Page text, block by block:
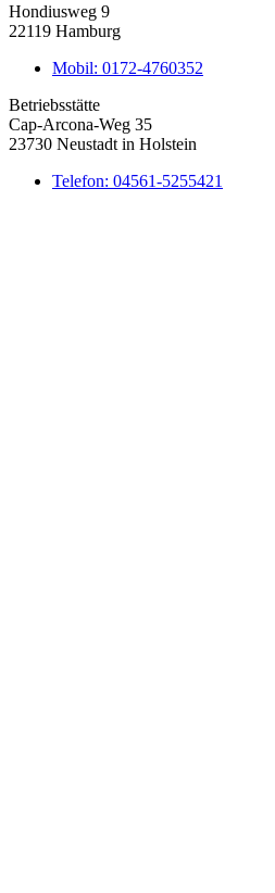
Hondiusweg 9
22119 Hamburg
Mobil: 0172-4760352
Betriebsstätte
Cap-Arcona-Weg 35
23730 Neustadt in Holstein
Telefon: 04561-5255421